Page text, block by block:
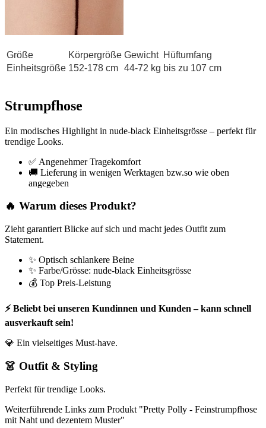
Größe Körpergröße Gewicht Hüftumfang
Einheitsgröße 152-178 cm 44-72 kg bis zu 107 cm
Strumpfhose
Ein modisches Highlight in nude-black Einheitsgrösse – perfekt für
trendige Looks.
✅ Angenehmer Tragekomfort
🚚 Lieferung in wenigen Werktagen bzw.so wie oben
angegeben
🔥 Warum dieses Produkt?
Zieht garantiert Blicke auf sich und macht jedes Outfit zum
Statement.
✨ Optisch schlankere Beine
✨ Farbe/Grösse: nude-black Einheitsgrösse
💰 Top Preis-Leistung
⚡ Beliebt bei unseren Kundinnen und Kunden – kann schnell
ausverkauft sein!
💎 Ein vielseitiges Must-have.
👗 Outfit & Styling
Perfekt für trendige Looks.
Weiterführende Links zum Produkt "Pretty Polly - Feinstrumpfhose
mit Naht und dezentem Muster"